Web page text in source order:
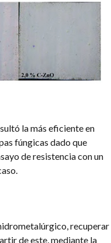
la más eficiente en
fúngicas dado que
de resistencia con un
recuperar
de este, mediante la